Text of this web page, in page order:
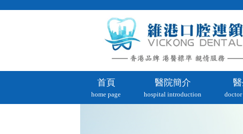
首頁
home page
醫院簡介
hospital introduction